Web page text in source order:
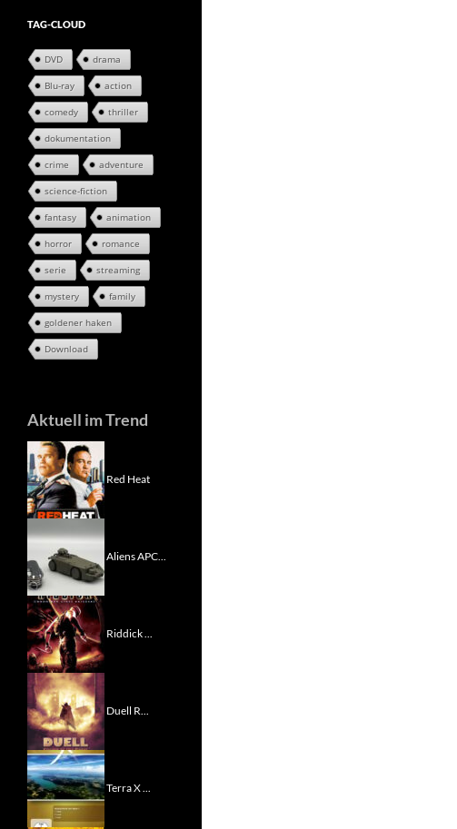
TAG-CLOUD
DVD drama
Blu-ray action
comedy thriller
dokumentation
crime adventure
science-fiction
fantasy animation
horror romance
serie streaming
mystery family
goldener haken
Download
Aktuell im Trend
Red Heat
Aliens APC...
Riddick ...
Duell R...
Terra X ...